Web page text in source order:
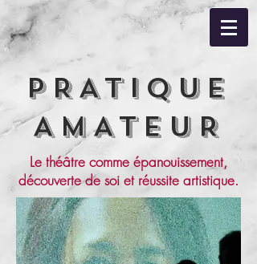
PRATIQUE
AMATEUR
Le théâtre comme épanouissement,
découverte de soi et réussite artistique.